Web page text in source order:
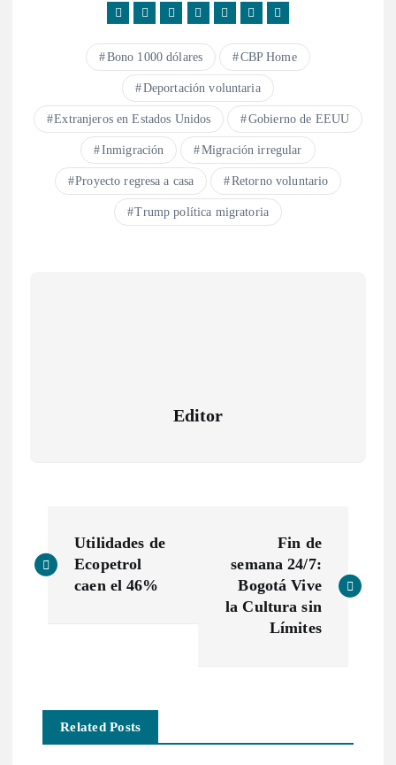
Bono 1000 dólares CBP Home
Deportación voluntaria
Extranjeros en Estados Unidos Gobierno de EEUU
Inmigración Migración irregular
Proyecto regresa a casa Retorno voluntario
Trump política migratoria
Editor
a
g
a
Utilidades de
Ecopetrol
caen el 46%
Fin de
semana 24/7:
Bogotá Vive
la Cultura sin
Límites
Related Posts